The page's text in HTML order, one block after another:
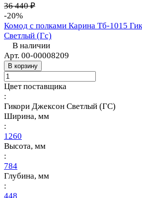
36 440 ₽
-20%
Комод с полками Карина Тб-1015
Светлый (Гс)
В наличии
Арт. 00-00008209
В корзину
Цвет поставщика
:
Гикори Джексон Светлый (ГС)
Ширина, мм
:
1260
Высота, мм
:
784
Глубина, мм
:
448